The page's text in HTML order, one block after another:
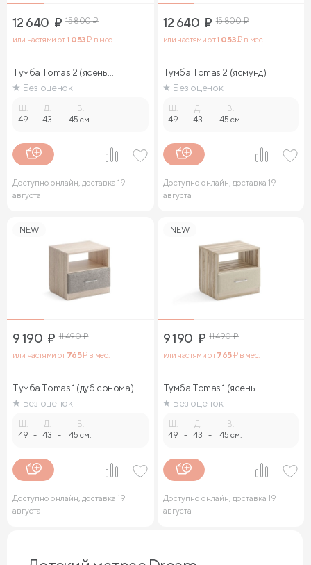
12 640 ₽ 15 800₽
или частями от1 053₽ в мес.
Тумба Tomas 2 (ясень
ориноко)
Без оценок
49 -
Д.
43 -
В.
45 см.
Доступно онлайн, доставка 19
августа
12 640 ₽ 15 800₽
или частями от1 053₽ в мес.
Тумба Tomas 2 (ясмунд)
Без оценок
49 -
Д.
43 -
В.
45 см.
Доступно онлайн, доставка 19
августа
NEW
9 190 ₽ 11 490₽
или частями от 765₽ в мес.
Тумба Tomas 1 (дуб сонома)
Без оценок
49 -
Д.
43 -
В.
45 см.
Доступно онлайн, доставка 19
августа
NEW
9 190 ₽ 11 490₽
или частями от765₽ в мес.
Тумба Tomas 1 (ясень
ориноко)
Без оценок
49 -
Д.
43 -
В.
45 см.
Доступно онлайн, доставка 19
августа